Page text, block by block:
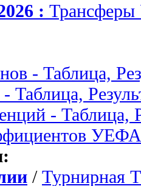
:
- Таблица,
Таблица,
- Таблица,
УЕФА
/ Турнирная